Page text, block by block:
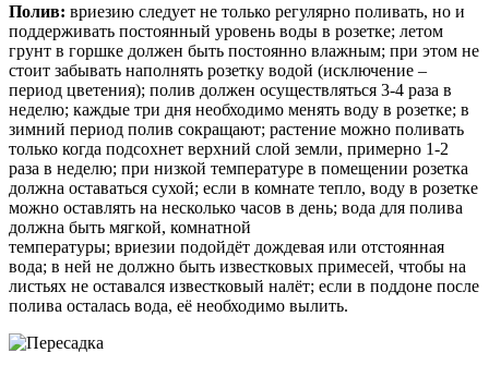
Полив: вриезию следует не только регулярно поливать, но и
поддерживать постоянный уровень воды в розетке; летом
грунт в горшке должен быть постоянно влажным; при этом не
стоит забывать наполнять розетку водой (исключение –
период цветения); полив должен осуществляться 3-4 раза в
неделю; каждые три дня необходимо менять воду в розетке; в
зимний период полив сокращают; растение можно поливать
только когда подсохнет верхний слой земли, примерно 1-2
раза в неделю; при низкой температуре в помещении розетка
должна оставаться сухой; если в комнате тепло, воду в розетке
можно оставлять на несколько часов в день; вода для полива
должна быть мягкой, комнатной
температуры; вриезии подойдёт дождевая или отстоянная
вода; в ней не должно быть известковых примесей, чтобы на
листьях не оставался известковый налёт; если в поддоне после
полива осталась вода, её необходимо вылить.